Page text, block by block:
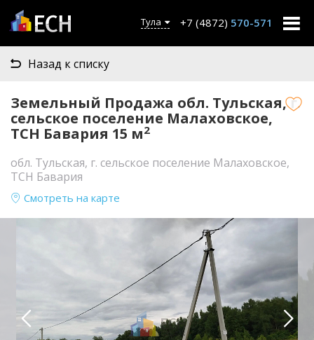
Тула +7 (4872) 570-571
Назад к списку
Земельный Продажа обл. Тульская, г.
сельское поселение Малаховское,
ТСН Бавария 15 м2
обл. Тульская, г. сельское поселение Малаховское,
ТСН Бавария
Смотреть на карте